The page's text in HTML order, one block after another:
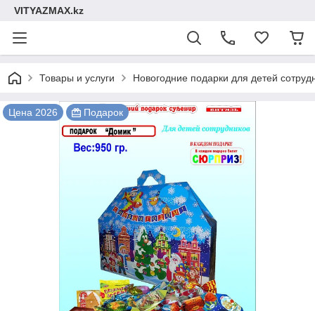
VITYAZMAX.kz
Товары и услуги Новогодние подарки для детей
Цена 2026 Подарок